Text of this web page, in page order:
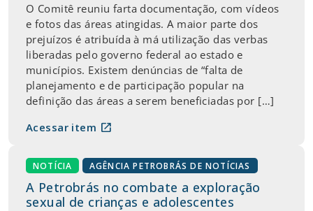
O Comitê reuniu farta documentação, com vídeos
e fotos das áreas atingidas. A maior parte dos
prejuízos é atribuída à má utilização das verbas
liberadas pelo governo federal ao estado e
municípios. Existem denúncias de “falta de
planejamento e de participação popular na
definição das áreas a serem beneficiadas por […]
Acessar item open_in_new
NOTÍCIA AGÊNCIA PETROBRÁS DE NOTÍCIAS
A Petrobrás no combate a exploração
sexual de crianças e adolescentes